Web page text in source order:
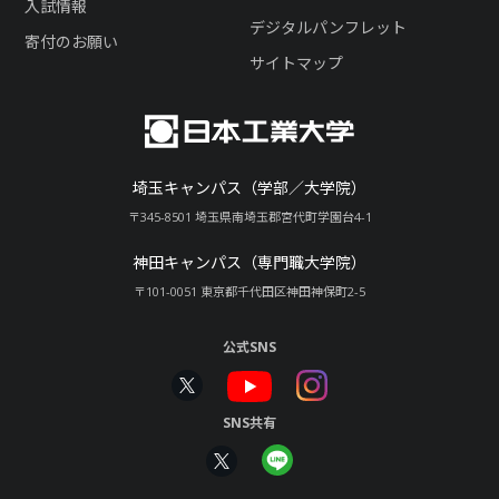
埼玉キャンパス（学部／大学院）
〒345-8501 埼玉県南埼玉郡宮代町学園台4-1
神田キャンパス（専門職大学院）
〒101-0051 東京都千代田区神田神保町2-5
入試情報
寄付のお願い
デジタルパンフレット
サイトマップ
公式SNS
SNS共有